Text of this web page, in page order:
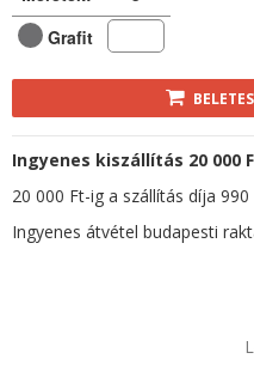
Grafit
Ingyenes kiszállítás 20 000
20 000 Ft-ig a szállítás díja
Ingyenes átvétel budapesti